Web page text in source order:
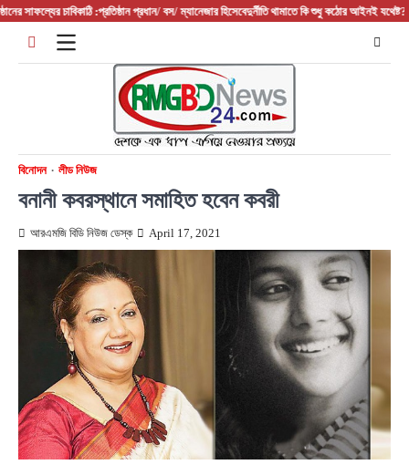
Skip
চাবিকাঠি :প্রতিষ্ঠান প্রধান/ বস/ ম্যানেজার হিসেবেদুর্নীতি থামাতে কি শুধু কঠোর আইনই যথেষ্ট?
বিনোদন লীড নিউজ
বনানী কবরস্থানে সমাহিত হবেন কবরী
আরএমজি বিডি নিউজ ডেস্ক April 17, 2021